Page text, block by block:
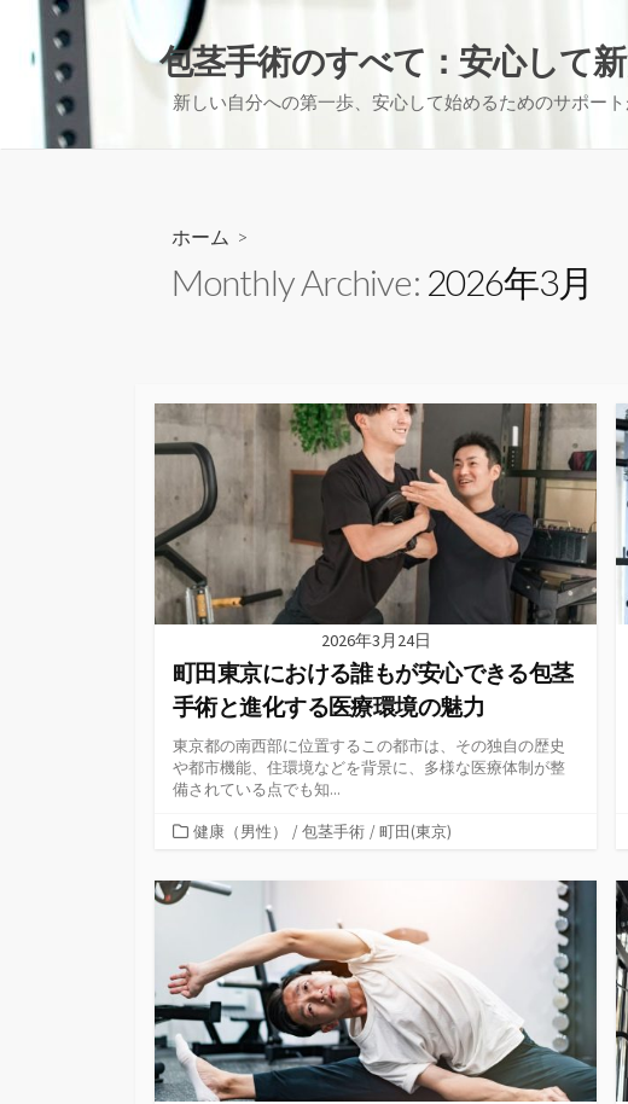
包茎手術のすべて：安心して
新しい自分への第一歩、安心して始めるためのサポート
ホーム >
Monthly Archive: 2026年3月
2026年3月24日
町田東京における誰もが安心できる包茎
手術と進化する医療環境の魅力
東京都の南西部に位置するこの都市は、その独自の歴史
や都市機能、住環境などを背景に、多様な医療体制が整
備されている点でも知...
カ
ゴ
健康（男性） / 包茎手術 / 町田(東京)